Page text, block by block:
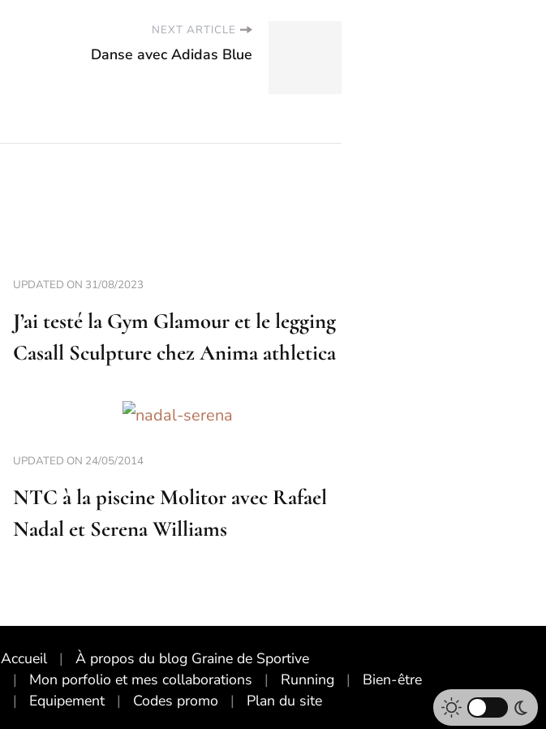
NEXT ARTICLE
Danse avec Adidas Blue
UPDATED ON 31/08/2023
J’ai testé la Gym Glamour et le legging
Casall Sculpture chez Anima athletica
UPDATED ON 24/05/2014
NTC à la piscine Molitor avec Rafael
Nadal et Serena Williams
Accueil
À propos du blog Graine de Sportive
Mon porfolio et mes collaborations
Running
Bien-être
Equipement
Codes promo Plan du site